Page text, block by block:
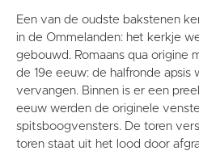
Een van de oudste bakstenen
in de Ommelanden: het kerkje
gebouwd. Romaans qua origine
de 19e eeuw: de halfronde
vervangen. Binnen is er een
eeuw werden de originele
spitsboogvensters. De toren
toren staat uit het lood door